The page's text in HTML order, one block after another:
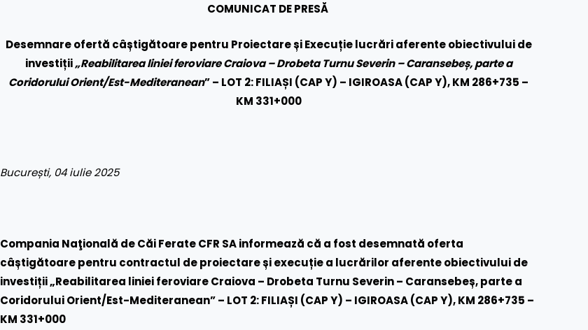
COMUNICAT DE PRESĂ
Desemnare ofertă câștigătoare pentru Proiectare și Execuție lucrări aferente obiectivului de
investiții„Reabilitarea liniei feroviare Craiova – Drobeta Turnu Severin – Caransebeș, parte a
Coridorului Orient/Est-Mediteranean” – LOT 2: FILIAȘI (CAP Y) – IGIROASA (CAP Y), KM 286+735 –
KM 331+000
București, 04 iulie 2025
Compania Naţională de Căi Ferate CFR SA informează că a fost desemnată oferta
câștigătoare pentru contractul de proiectare și execuție a lucrărilor aferente obiectivului de
investiții „Reabilitarea liniei feroviare Craiova – Drobeta Turnu Severin – Caransebeș, parte a
Coridorului Orient/Est-Mediteranean” – LOT 2: FILIAȘI (CAP Y) – IGIROASA (CAP Y), KM 286+735 –
KM 331+000